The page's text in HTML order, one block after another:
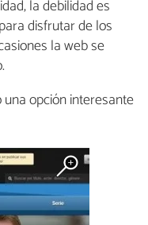
la debilidad es
disfrutar de los
la web se
opción interesante